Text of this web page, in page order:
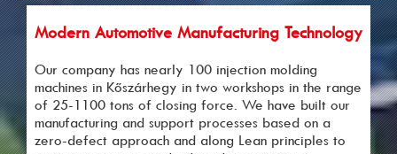
Modern Automotive Manufacturing Technology
Our company has nearly 100 injection molding
machines in Kőszárhegy in two workshops in the range
of 25-1100 tons of closing force. We have built our
manufacturing and support processes based on a
zero-defect approach and along Lean principles to